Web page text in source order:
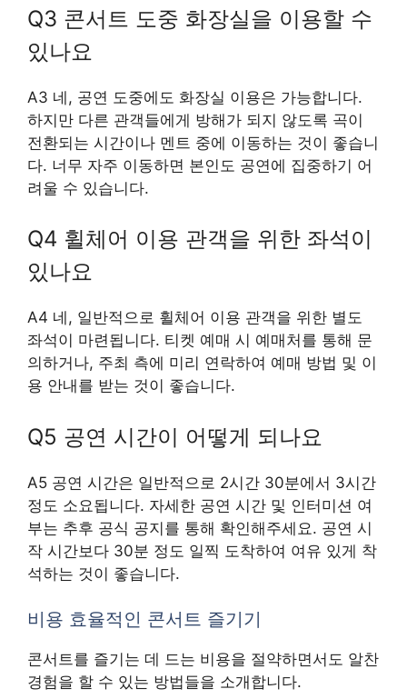
Q3 콘서트 도중 화장실을 이용할 수
있나요
A3 네, 공연 도중에도 화장실 이용은 가능합니다.
하지만 다른 관객들에게 방해가 되지 않도록 곡이
전환되는 시간이나 멘트 중에 이동하는 것이 좋습니
다. 너무 자주 이동하면 본인도 공연에 집중하기 어
려울 수 있습니다.
Q4 휠체어 이용 관객을 위한 좌석이
있나요
A4 네, 일반적으로 휠체어 이용 관객을 위한 별도
좌석이 마련됩니다. 티켓 예매 시 예매처를 통해 문
의하거나, 주최 측에 미리 연락하여 예매 방법 및 이
용 안내를 받는 것이 좋습니다.
Q5 공연 시간이 어떻게 되나요
A5 공연 시간은 일반적으로 2시간 30분에서 3시간
정도 소요됩니다. 자세한 공연 시간 및 인터미션 여
부는 추후 공식 공지를 통해 확인해주세요. 공연 시
작 시간보다 30분 정도 일찍 도착하여 여유 있게 착
석하는 것이 좋습니다.
비용 효율적인 콘서트 즐기기
콘서트를 즐기는 데 드는 비용을 절약하면서도 알찬
경험을 할 수 있는 방법들을 소개합니다.